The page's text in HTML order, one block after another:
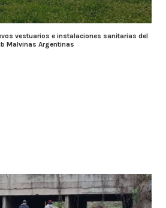
vestuarios e instalaciones sanitarias del
Malvinas Argentinas